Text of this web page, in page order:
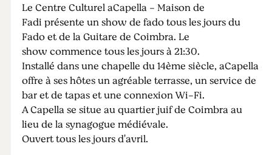
Le Centre Culturel aCapella - Maison de
Fadi présente un show de fado tous les jours du
Fado et de la Guitare de Coimbra. Le
show commence tous les jours à 21:30.
Installé dans une chapelle du 14ème siècle, aCapella
offre à ses hôtes un agréable terrasse, un service de
bar et de tapas et une connexion Wi-Fi.
A Capella se situe au quartier juif de Coimbra au
lieu de la synagogue médiévale.
Ouvert tous les jours d'avril.